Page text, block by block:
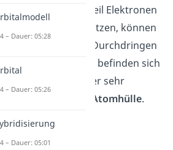
“ sein. Weil Elektronen
fast keine Masse besitzen, können
sie die Teilchen vom Durchdringen
nicht abhalten. Somit befinden sich
die Elektronen in einer sehr
Atomhülle.
– Dauer: 05:28
– Dauer: 05:26
– Dauer: 05:01